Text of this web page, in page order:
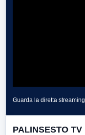
Guarda la diretta streaming
PALINSESTO TV